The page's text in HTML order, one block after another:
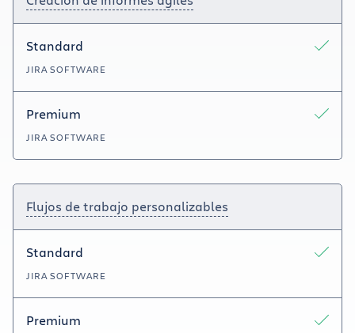
Standard
JIRA SOFTWARE
Premium
JIRA SOFTWARE
Flujos de trabajo personalizables
Standard
JIRA SOFTWARE
Premium